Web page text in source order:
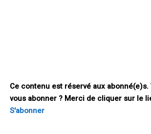
Ce contenu est réservé aux
vous abonner ? Merci de cliquer sur le
S'abonner